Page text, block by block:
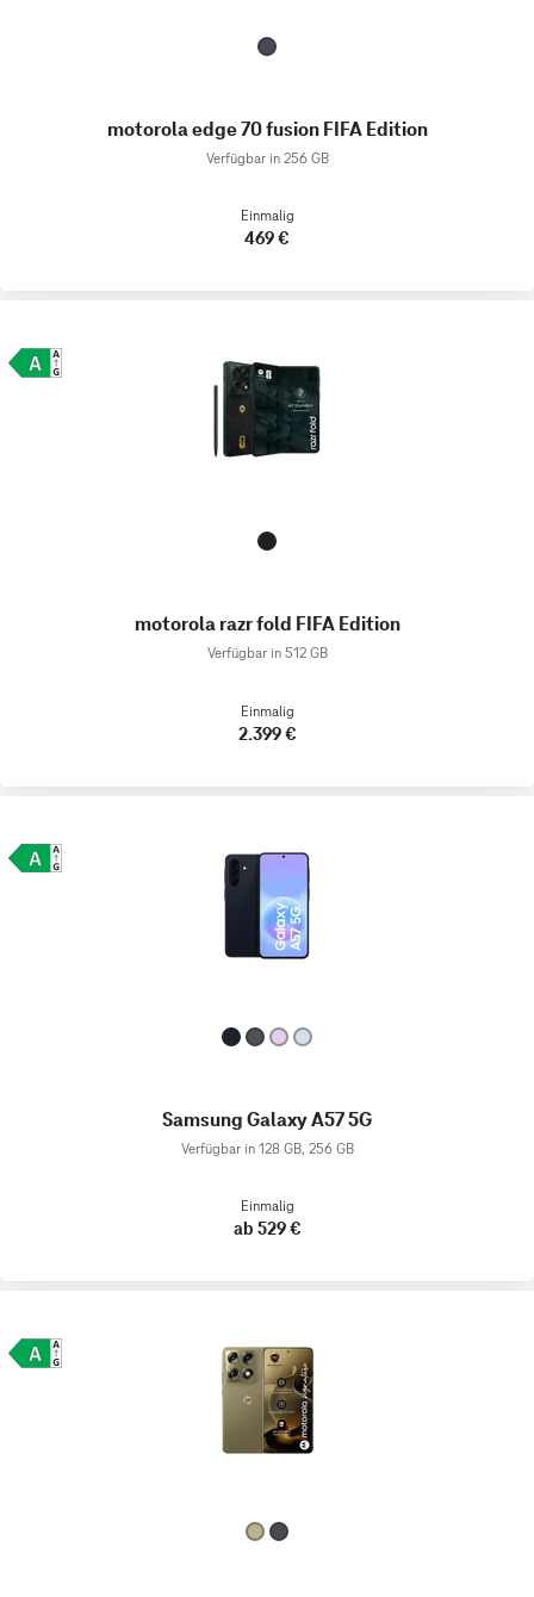
motorola edge 70 fusion FIFA Edition
Verfügbar in 256 GB
Einmalig
469 €
motorola razr fold FIFA Edition
Verfügbar in 512 GB
Einmalig
2.399 €
Samsung Galaxy A57 5G
Verfügbar in 128 GB, 256 GB
Einmalig
ab 529 €